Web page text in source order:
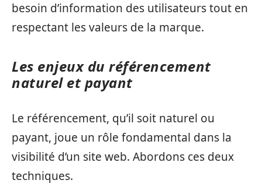
besoin d’information des utilisateurs tout en
respectant les valeurs de la marque.
Les enjeux du référencement
naturel et payant
Le référencement, qu’il soit naturel ou
payant, joue un rôle fondamental dans la
visibilité d’un site web. Abordons ces deux
techniques.